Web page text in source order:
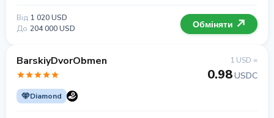
Від 1 020 USD
До 204 000 USD Обміняти
BarskiyDvorObmen
Diamond
1 USD =
0.98USDC